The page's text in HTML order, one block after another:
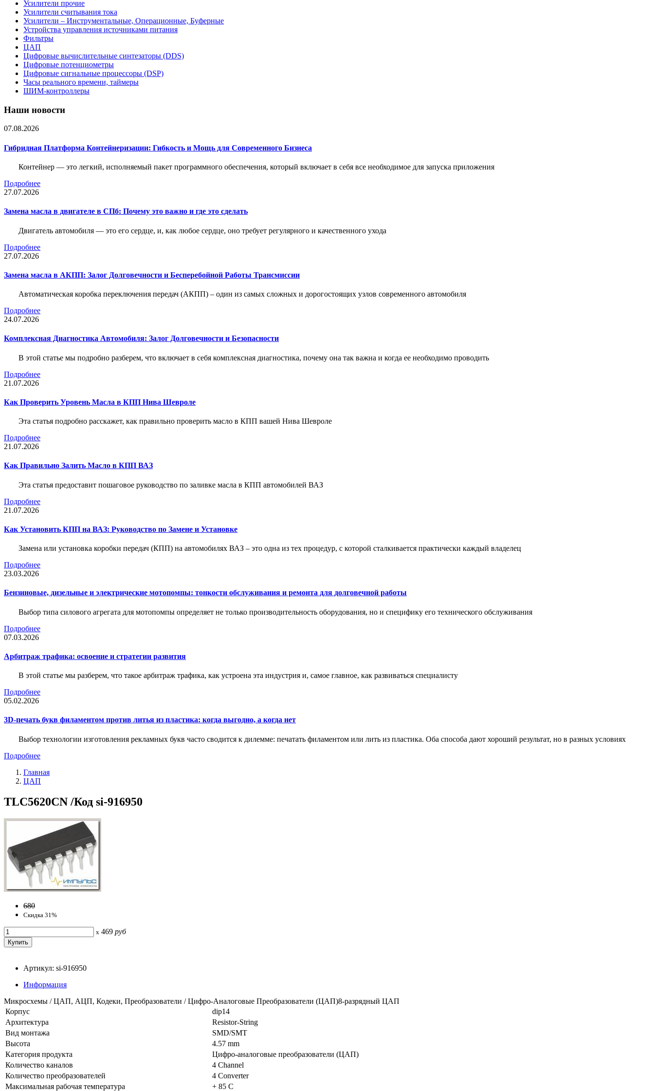
Усилители прочие
Усилители считывания тока
Усилители – Инструментальные, Операционные, Буферные
Устройства управления источниками питания
Фильтры
ЦАП
Цифровые вычислительные синтезаторы (DDS)
Цифровые потенциометры
Цифровые сигнальные процессоры (DSP)
Часы реального времени, таймеры
ШИМ-контроллеры
Наши новости
07.08.2026
Гибридная Платформа Контейнеризации: Гибкость и Мощь для Современного Бизнеса
Контейнер — это легкий, исполняемый пакет программного обеспечения, который включает в себя все необходимое для запуска приложения
Подробнее
27.07.2026
Замена масла в двигателе в СПб: Почему это важно и где это сделать
Двигатель автомобиля — это его сердце, и, как любое сердце, оно требует регулярного и качественного ухода
Подробнее
27.07.2026
Замена масла в АКПП: Залог Долговечности и Бесперебойной Работы Трансмиссии
Автоматическая коробка переключения передач (АКПП) – один из самых сложных и дорогостоящих узлов современного автомобиля
Подробнее
24.07.2026
Комплексная Диагностика Автомобиля: Залог Долговечности и Безопасности
В этой статье мы подробно разберем, что включает в себя комплексная диагностика, почему она так важна и когда ее необходимо проводить
Подробнее
21.07.2026
Как Проверить Уровень Масла в КПП Нива Шевроле
Эта статья подробно расскажет, как правильно проверить масло в КПП вашей Нива Шевроле
Подробнее
21.07.2026
Как Правильно Залить Масло в КПП ВАЗ
Эта статья предоставит пошаговое руководство по заливке масла в КПП автомобилей ВАЗ
Подробнее
21.07.2026
Как Установить КПП на ВАЗ: Руководство по Замене и Установке
Замена или установка коробки передач (КПП) на автомобилях ВАЗ – это одна из тех процедур, с которой сталкивается практически каждый владелец
Подробнее
23.03.2026
Бензиновые, дизельные и электрические мотопомпы: тонкости обслуживания и ремонта для долговечной работы
Выбор типа силового агрегата для мотопомпы определяет не только производительность оборудования, но и специфику его технического обслуживания
Подробнее
07.03.2026
Арбитраж трафика: освоение и стратегии развития
В этой статье мы разберем, что такое арбитраж трафика, как устроена эта индустрия и, самое главное, как развиваться специалисту
Подробнее
05.02.2026
3D-печать букв филаментом против литья из пластика: когда выгодно, а когда нет
Выбор технологии изготовления рекламных букв часто сводится к дилемме: печатать филаментом или лить из пластика. Оба способа дают хороший результат, но в разных условиях
Подробнее
Главная
ЦАП
TLC5620CN /Код si-916950
680
Скидка 31%
x 469 руб
Артикул: si-916950
Информация
Микросхемы / ЦАП, АЦП, Кодеки, Преобразователи / Цифро-Аналоговые Преобразователи (ЦАП)8-разрядный ЦАП
Корпус
dip14
Архитектура
Resistor-String
Вид монтажа
SMD/SMT
Высота
4.57 mm
Категория продукта
Цифро-аналоговые преобразователи (ЦАП)
Количество каналов
4 Channel
Количество преобразователей
4 Converter
Максимальная рабочая температура
+ 85 C